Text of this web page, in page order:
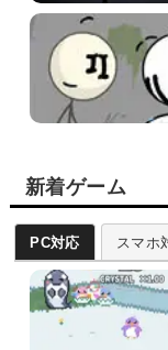
新着ゲーム
PC対応 スマホ